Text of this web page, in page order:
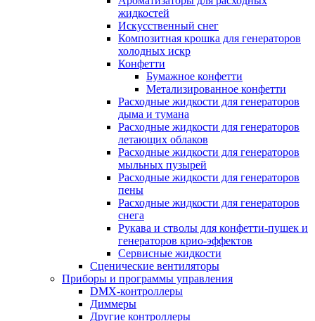
жидкостей
Искусственный снег
Композитная крошка для генераторов
холодных искр
Конфетти
Бумажное конфетти
Метализированное конфетти
Расходные жидкости для генераторов
дыма и тумана
Расходные жидкости для генераторов
летающих облаков
Расходные жидкости для генераторов
мыльных пузырей
Расходные жидкости для генераторов
пены
Расходные жидкости для генераторов
снега
Рукава и стволы для конфетти-пушек и
генераторов крио-эффектов
Сервисные жидкости
Сценические вентиляторы
Приборы и программы управления
DMX-контроллеры
Диммеры
Другие контроллеры